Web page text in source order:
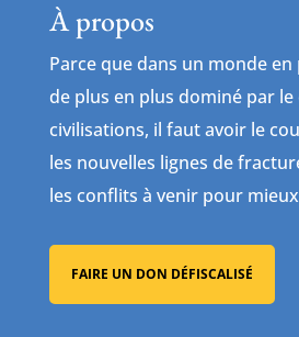
À propos
Parce que dans un monde
de plus en plus dominé par le
civilisations, il faut avoir le
les nouvelles lignes de
les conflits à venir pour
FAIRE UN DON DÉFISCALISÉ